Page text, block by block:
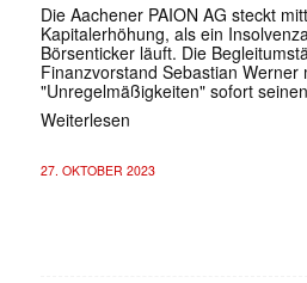
Die Aachener PAION AG steckt
Kapitalerhöhung, als ein
Börsenticker läuft. Die
Finanzvorstand Sebastian Werner
"Unregelmäßigkeiten" sofort
Weiterlesen
27. OKTOBER 2023